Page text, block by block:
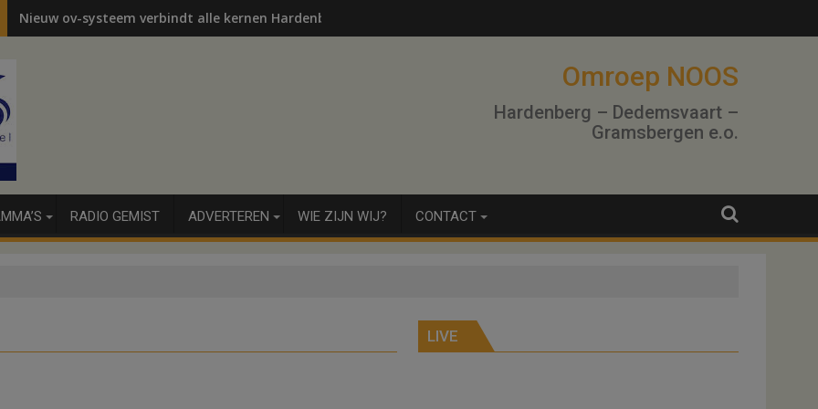
Nieuw ov-systeem verbindt alle kernen Hardenberg
Omroep NOOS
Hardenberg – Dedemsvaart –
Gramsbergen e.o.
RADIO GEMIST ADVERTEREN WIE ZIJN WIJ? CONTACT
LIVE